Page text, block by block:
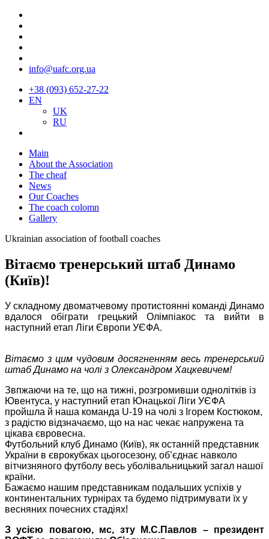
info@uafc.org.ua
+38 (093) 652-27-22
EN
UK
RU
Main
About the Association
The cheaf
News
Our Coaches
The coach colomn
Gallery
Ukrainian association of football coaches
Вітаємо тренерський штаб Динамо
(Київ)!
У складному двоматчевому протистоянні команді Динамо
вдалося обіграти грецький Олімпіакос та вийти в
наступний етап Ліги Європи УЄФА.
Вітаємо з цим чудовим досягненням весь тренерський
штаб Динамо на чолі з Олександром Хацкевичем!
Звпжаючи на те, що на тижні, розгромивши однолітків із
Ювентуса, у наступний етап Юнацької Ліги УЄФА
пройшла й наша команда U-19 на чолі з Ігорем Костюком,
з радістю відзначаємо, що на нас чекає напружена та
цікава євровесна.
Футбольний клуб Динамо (Київ), як останній представник
України в єврокубках цьогосезону, об’єднає навколо
вітчизняного футболу весь уболівальницький загал нашої
країни.
Бажаємо нашим представникам подальших успіхів у
континентальних турнірах та будемо підтримувати їх у
весняних почесних стадіях!
З усією повагою, мс, зту М.С.Павлов – президент